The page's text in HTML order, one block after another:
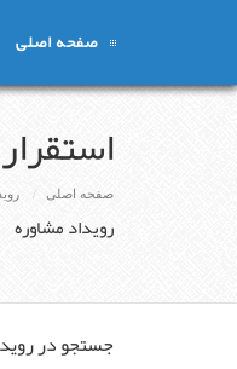
صفحه اصلی
رویداد مشاوره
صفحه اصلی
جستجو در